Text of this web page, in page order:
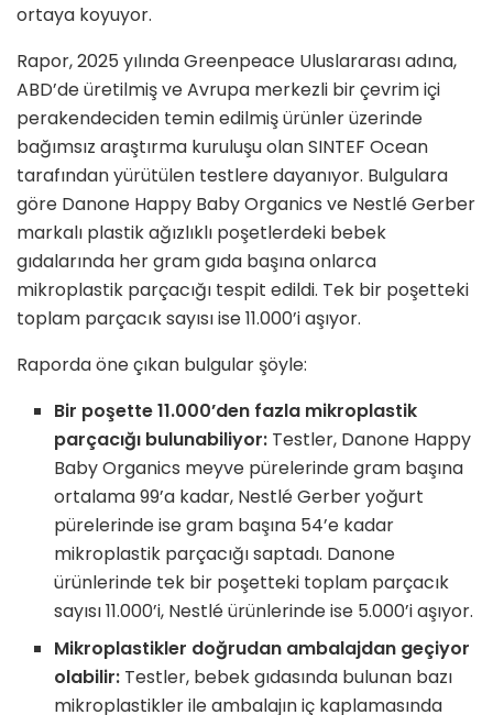
ortaya koyuyor.
Rapor, 2025 yılında Greenpeace Uluslararası adına,
ABD’de üretilmiş ve Avrupa merkezli bir çevrim içi
perakendeciden temin edilmiş ürünler üzerinde
bağımsız araştırma kuruluşu olan SINTEF Ocean
tarafından yürütülen testlere dayanıyor. Bulgulara
göre Danone Happy Baby Organics ve Nestlé Gerber
markalı plastik ağızlıklı poşetlerdeki bebek
gıdalarında her gram gıda başına onlarca
mikroplastik parçacığı tespit edildi. Tek bir poşetteki
toplam parçacık sayısı ise 11.000’i aşıyor.
Raporda öne çıkan bulgular şöyle:
Bir poşette 11.000’den fazla mikroplastik
parçacığı bulunabiliyor: Testler, Danone Happy
Baby Organics meyve pürelerinde gram başına
ortalama 99’a kadar, Nestlé Gerber yoğurt
pürelerinde ise gram başına 54’e kadar
mikroplastik parçacığı saptadı. Danone
ürünlerinde tek bir poşetteki toplam parçacık
sayısı 11.000’i, Nestlé ürünlerinde ise 5.000’i aşıyor.
Mikroplastikler doğrudan ambalajdan geçiyor
olabilir: Testler, bebek gıdasında bulunan bazı
mikroplastikler ile ambalajın iç kaplamasında